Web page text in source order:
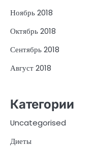
Ноябрь 2018
Октябрь 2018
Сентябрь 2018
Август 2018
Категории
Uncategorised
Диеты